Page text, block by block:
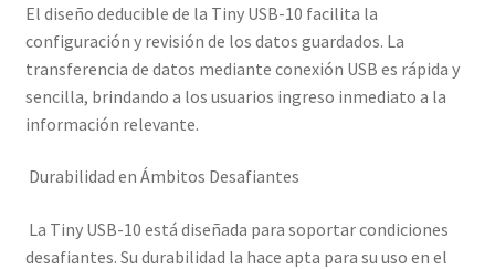
El diseño deducible de la Tiny USB-10 facilita la
configuración y revisión de los datos guardados. La
transferencia de datos mediante conexión USB es rápida y
sencilla, brindando a los usuarios ingreso inmediato a la
información relevante.
Durabilidad en Ámbitos Desafiantes
La Tiny USB-10 está diseñada para soportar condiciones
desafiantes. Su durabilidad la hace apta para su uso en el